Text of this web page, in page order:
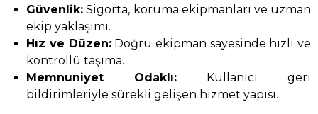
Güvenlik: Sigorta, koruma ekipmanları ve uzman
ekip yaklaşımı.
Hız ve Düzen:Doğru ekipman sayesinde hızlı ve
kontrollü taşıma.
Memnuniyet Odaklı: Kullanıcı geri
bildirimleriyle sürekli gelişen hizmet yapısı.